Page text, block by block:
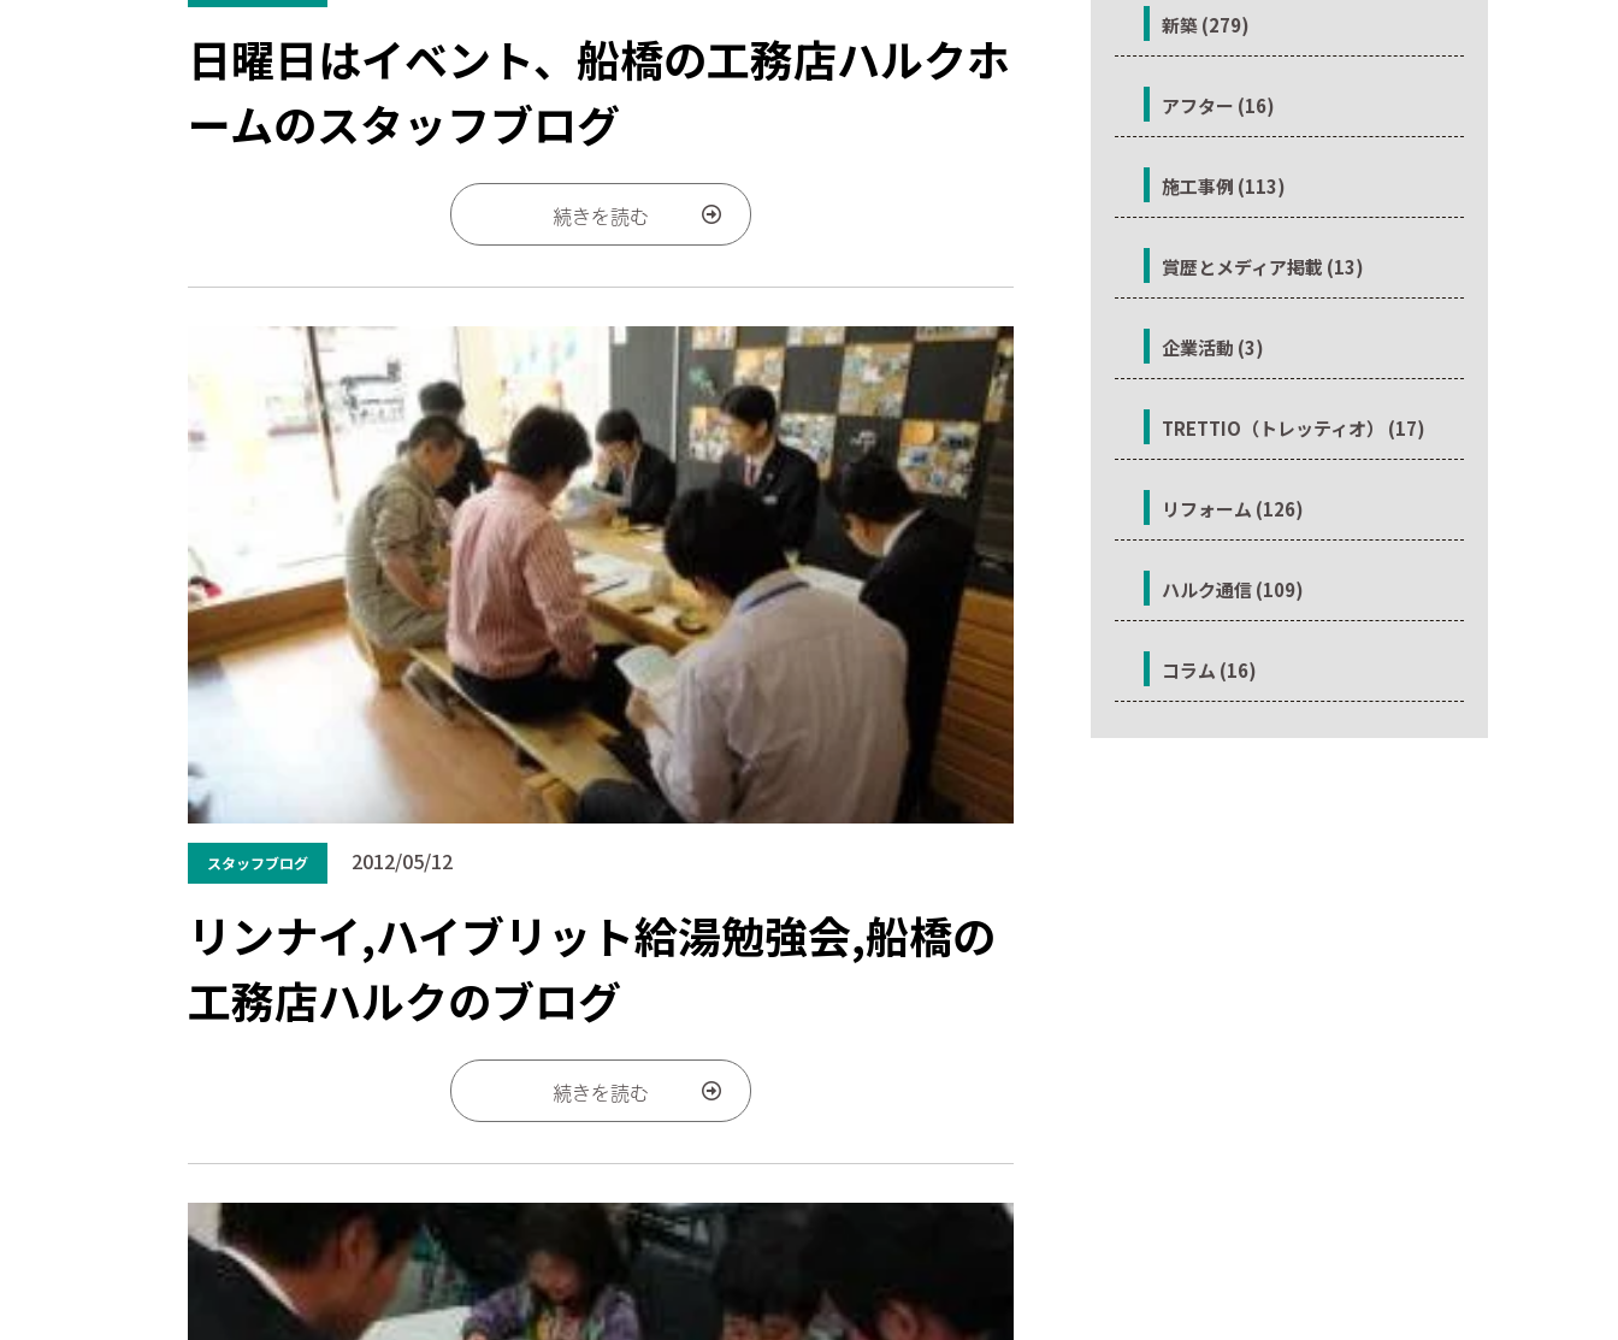
日曜日はイベント、船橋の工務店ハルクホ
ームのスタッフブログ
続きを読む
スタッフブログ 2012/05/12
リンナイ,ハイブリット給湯勉強会,船橋の
工務店ハルクのブログ
続きを読む
新築 (279)
アフター (16)
施工事例 (113)
賞歴とメディア掲載 (13)
企業活動 (3)
TRETTIO（トレッティオ） (17)
リフォーム (126)
ハルク通信 (109)
コラム (16)